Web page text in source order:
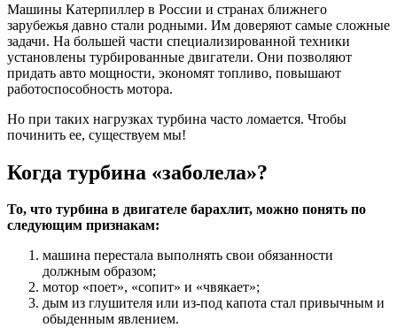
Машины Катерпиллер в России и странах ближнего
зарубежья давно стали родными. Им доверяют самые сложные
задачи. На большей части специализированной техники
установлены турбированные двигатели. Они позволяют
придать авто мощности, экономят топливо, повышают
работоспособность мотора.
Но при таких нагрузках турбина часто ломается. Чтобы
починить ее, существуем мы!
Когда турбина «заболела»?
То, что турбина в двигателе барахлит, можно понять по
следующим признакам:
машина перестала выполнять свои обязанности
должным образом;
мотор «поет», «сопит» и «чвякает»;
дым из глушителя или из-под капота стал привычным и
обыденным явлением.